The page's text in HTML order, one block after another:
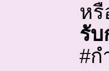
หรื
รั
#ก